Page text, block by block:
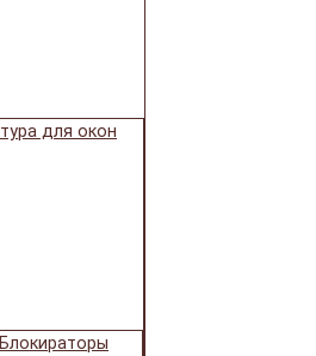
для окон
Блокираторы